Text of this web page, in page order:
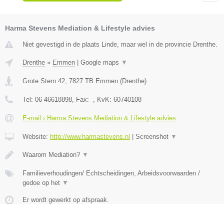
Harma Stevens Mediation & Lifestyle advies
Niet gevestigd in de plaats Linde, maar wel in de provincie Drenthe.
Drenthe » Emmen | Google maps ▼
Grote Stern 42 7827 TB Emmen (Drenthe)
Tel: 06-46618898 , Fax: - , KvK: 60740108
E-mail › Harma Stevens Mediation & Lifestyle advies
Website: http://www.harmastevens.nl | Screenshot ▼
Waarom Mediation? ▼
Familieverhoudingen/ Echtscheidingen, Arbeidsvoorwaarden /
gedoe op het ▼
Er wordt gewerkt op afspraak.